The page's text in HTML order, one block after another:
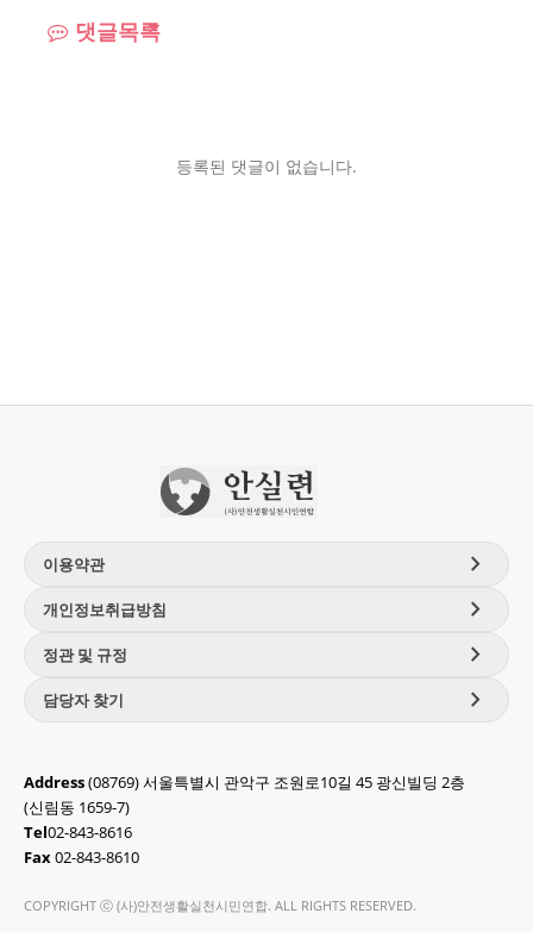
댓글목록
등록된 댓글이 없습니다.
이용약관 chevron_right
개인정보취급방침 chevron_right
정관 및 규정 chevron_right
담당자 찾기 chevron_right
Address(08769) 서울특별시 관악구 조원로10길 45 광신빌딩 2층
(신림동 1659-7)
Tel02-843-8616
Fax02-843-8610
COPYRIGHT ⓒ (사)안전생활실천시민연합. ALL RIGHTS RESERVED.